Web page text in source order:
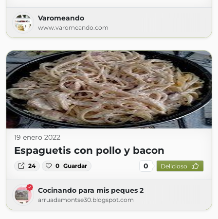
Varomeando
www.varomeando.com
19 enero 2022
Espaguetis con pollo y bacon
24 0 Guardar 0 Delicioso
Cocinando para mis peques 2
arruadamontse30.blogspot.com